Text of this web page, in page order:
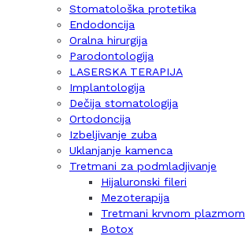
Stomatološka protetika
Endodoncija
Oralna hirurgija
Parodontologija
LASERSKA TERAPIJA
Implantologija
Dečija stomatologija
Ortodoncija
Izbeljivanje zuba
Uklanjanje kamenca
Tretmani za podmladjivanje
Hijaluronski fileri
Mezoterapija
Tretmani krvnom plazmom
Botox